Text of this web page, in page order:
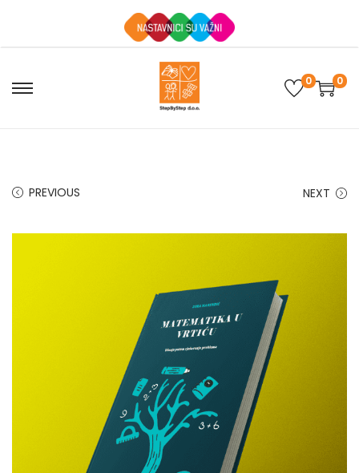
0 0
PREVIOUS NEXT